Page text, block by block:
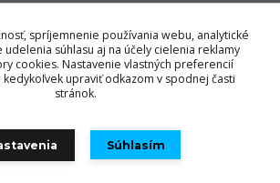
spríjemnenie používania webu, analytické
súhlasu aj na účely cielenia reklamy
cookies. Nastavenie vlastných preferencií
upraviť odkazom v spodnej časti
stránok.
Súhlasím